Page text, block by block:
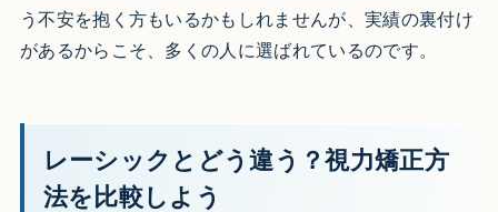
う不安を抱く方もいるかもしれませんが、実績の裏付け
があるからこそ、多くの人に選ばれているのです。
レーシックとどう違う？視力矯正方
法を比較しよう